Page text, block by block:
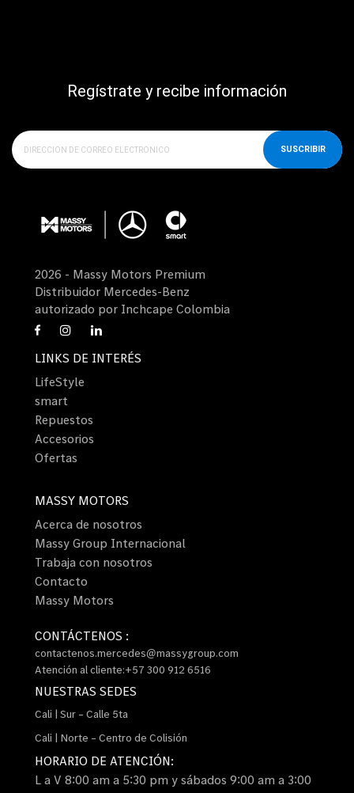
Regístrate y recibe información
SUSCRIBIR
2026 - Massy Motors Premium
Distribuidor Mercedes-Benz
autorizado por Inchcape Colombia
LINKS DE INTERÉS
LifeStyle
smart
Repuestos
Accesorios
Ofertas
MASSY MOTORS
Acerca de nosotros
Massy Group Internacional
Trabaja con nosotros
Contacto
Massy Motors
CONTÁCTENOS :
contactenos.mercedes@massygroup.com
Atención al cliente:+57 300 912 6516
NUESTRAS SEDES
Cali | Sur – Calle 5ta
Cali | Norte – Centro de Colisión
HORARIO DE ATENCIÓN:
L a V 8:00 am a 5:30 pm y sábados 9:00 am a 3:00